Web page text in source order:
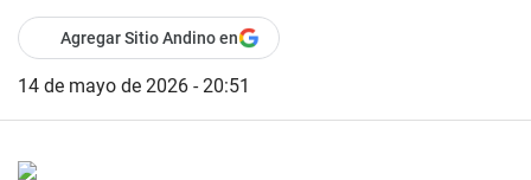
Agregar Sitio Andino en
14 de mayo de 2026 - 20:51